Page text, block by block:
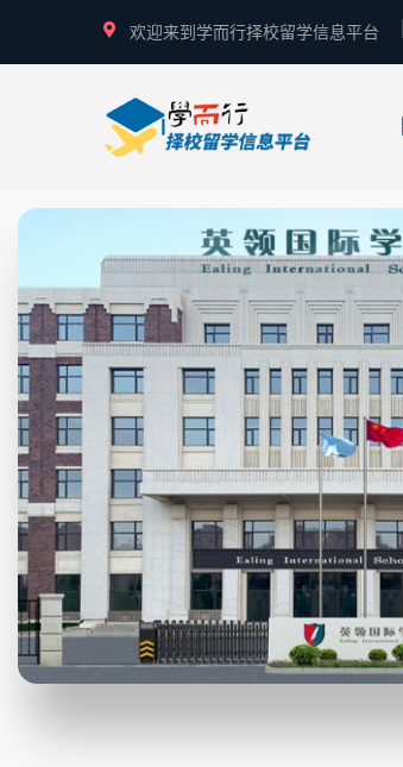
欢迎来到学而行择校留学信息平台